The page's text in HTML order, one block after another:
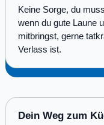
Keine Sorge, du
wenn du gute Laune
mitbringst, gerne
Verlass ist.
Dein Weg zum